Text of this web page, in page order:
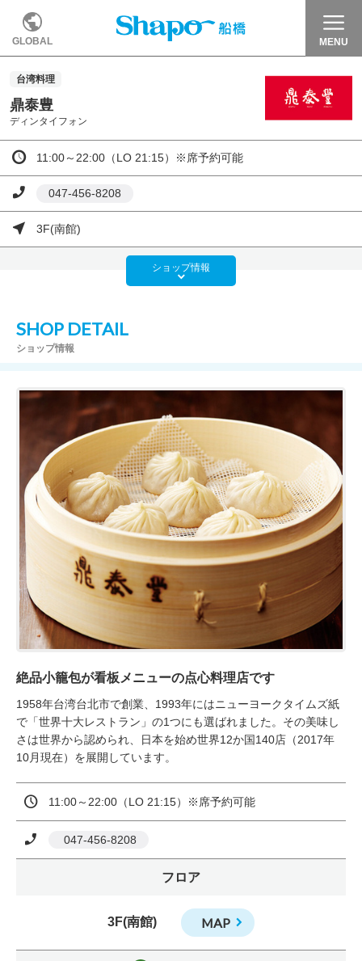
GLOBAL MENU
台湾料理
鼎泰豊
ディンタイフォン
11:00～22:00（LO 21:15）※席予約可能
047-456-8208
3F(南館)
ショップ情報
SHOP DETAIL
ショップ情報
絶品小籠包が看板メニューの点心料理店です
1958年台湾台北市で創業、1993年にはニューヨークタイムズ紙
で「世界十大レストラン」の1つにも選ばれました。その美味し
さは世界から認められ、日本を始め世界12か国140店（2017年
10月現在）を展開しています。
11:00～22:00（LO 21:15）※席予約可能
047-456-8208
フロア
3F(南館) MAP